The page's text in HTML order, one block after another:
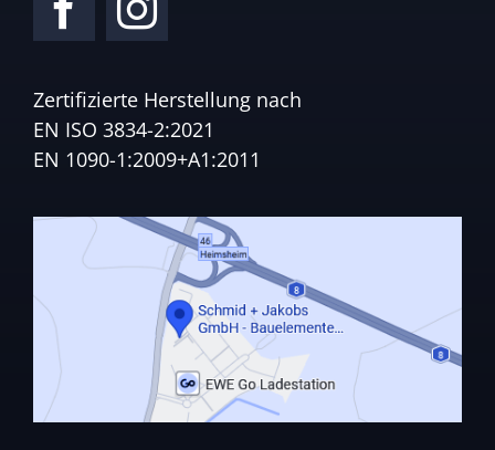
Zertifizierte Herstellung nach
EN ISO 3834-2:2021
EN 1090-1:2009+A1:2011